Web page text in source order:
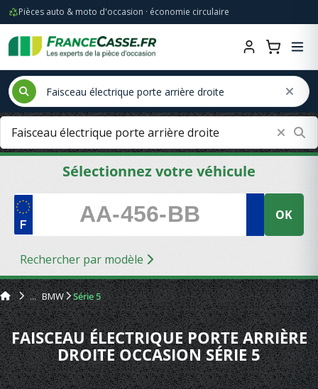
Pièces auto & moto d'occasion · économie circulaire
Sélectionnez votre véhicule
OK
Rechercher par modèle
BMW Série 5
FAISCEAU ÉLECTRIQUE PORTE ARRIÈRE
DROITE OCCASION SÉRIE 5